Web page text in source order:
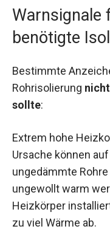
Warnsignale
benötigte
Bestimmte
Rohrisolierung
sollte:
Extrem hohe
Ursache können
ungedämmte
ungewollt warm
Heizkörper
zu viel Wärme ab.